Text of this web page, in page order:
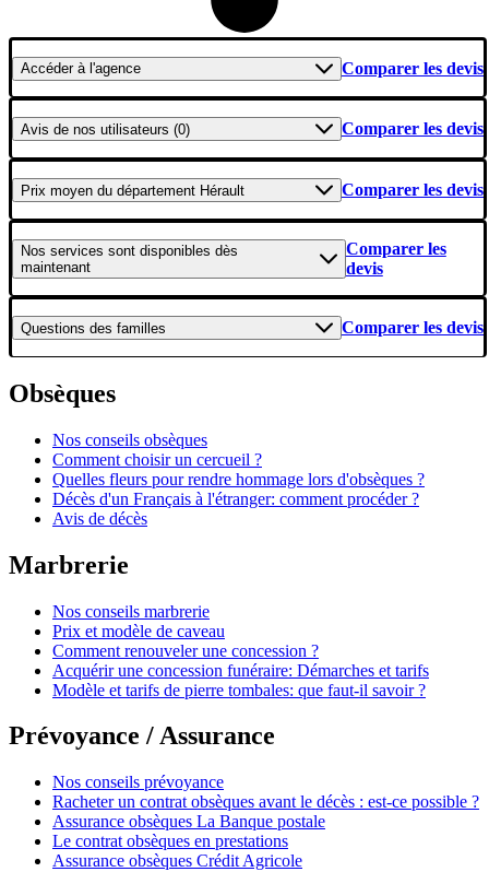
Accéderà l'agence Comparer les devis
Avis de nos utilisateurs (0) Comparer les devis
Prix moyen du département Hérault Comparer les devis
Nos services sont disponibles dès
maintenant
Comparer les
devis
Questions des familles Comparer les devis
Obsèques
Nos conseils obsèques
Comment choisir un cercueil ?
Quelles fleurs pour rendre hommage lors d'obsèques ?
Décès d'un Français à l'étranger: comment procéder ?
Avis de décès
Marbrerie
Nos conseils marbrerie
Prix et modèle de caveau
Comment renouveler une concession ?
Acquérir une concession funéraire: Démarches et tarifs
Modèle et tarifs de pierre tombales: que faut-il savoir ?
Prévoyance / Assurance
Nos conseils prévoyance
Racheter un contrat obsèques avant le décès : est-ce possible ?
Assurance obsèques La Banque postale
Le contrat obsèques en prestations
Assurance obsèques Crédit Agricole